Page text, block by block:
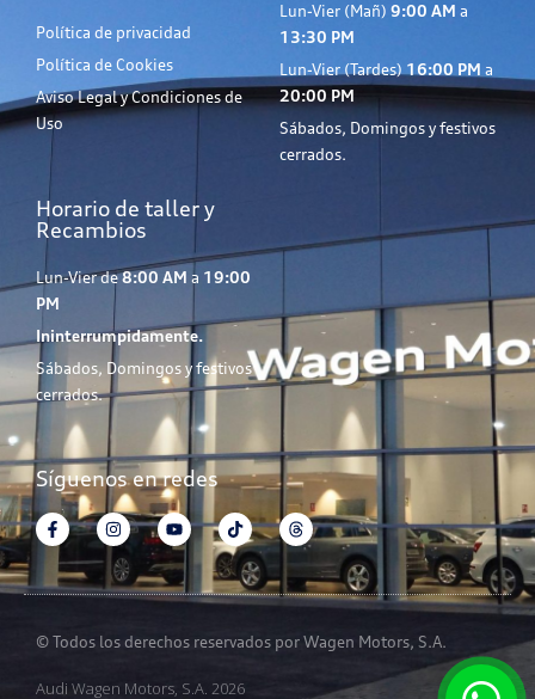
Política de privacidad
Política de Cookies
Aviso Legal y Condiciones de
Uso
Lun-Vier (Mañ) 9:00 AM a
13:30 PM
Lun-Vier (Tardes) 16:00 PM a
20:00 PM
Sábados, Domingos y festivos
cerrados.
Horario de taller y
Recambios
Lun-Vier de8:00 AM a 19:00
PM
Ininterrumpidamente.
Sábados, Domingos y festivos
cerrados.
Síguenos en redes
© Todos los derechos reservados por Wagen Motors, S.A.
Audi Wagen Motors, S.A. 2026